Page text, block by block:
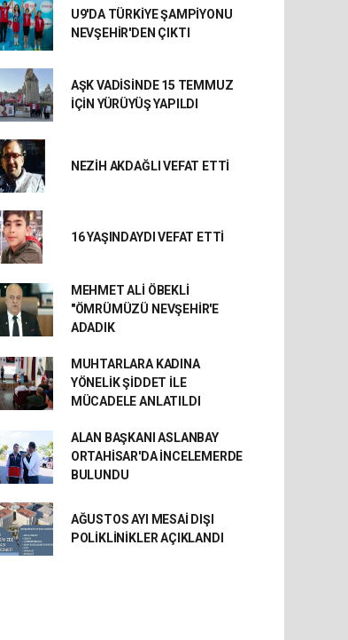
U9'DA TÜRKİYE ŞAMPİYONU
NEVŞEHİR'DEN ÇIKTI
AŞK VADİSİNDE 15 TEMMUZ
İÇİN YÜRÜYÜŞ YAPILDI
NEZİH AKDAĞLI VEFAT ETTİ
16 YAŞINDAYDI VEFAT ETTİ
MEHMET ALİ ÖBEKLİ
"ÖMRÜMÜZÜ NEVŞEHİR'E
ADADIK
MUHTARLARA KADINA
YÖNELİK ŞİDDET İLE
MÜCADELE ANLATILDI
ALAN BAŞKANI ASLANBAY
ORTAHİSAR'DA İNCELEMERDE
BULUNDU
AĞUSTOS AYI MESAİ DIŞI
POLİKLİNİKLER AÇIKLANDI